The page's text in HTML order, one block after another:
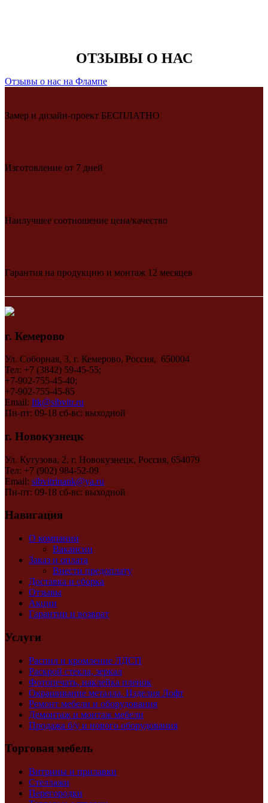
ОТЗЫВЫ О НАС
Отзывы о нас на Флампе
Замер и дизайн-проект БЕСПЛАТНО
Изготовление от 7 дней
Наилучшее соотношение цена/качество
Гарантия на продукцию и монтаж 12 месяцев
г. Кемерово
Ул. Соборная, 3, г. Кемерово, Россия, 650004
Тел: +7 (3842) 59-45-55;
+7-902-755-45-40;
+7-902-755-45-85
Email: ftk@sibvitr.ru
Пн-пт: 09-18 сб-вс: выходной
г. Новокузнецк
Ул. Кутузова, 2, г. Новокузнецк, Россия, 654079
Тел: +7 (902) 984-52-09
Email: sibvitrinank@ya.ru
Пн-пт: 09-18 сб-вс: выходной
Навигация
О компании
Вакансии
Заказ и оплата
Внести предоплату
Доставка и сборка
Отзывы
Акции
Гарантии и возврат
Услуги
Распил и кромление ЛДСП
Раскрой стекла, зеркал
Фотопечать, наклейка пленок
Окрашивание металла. Изделия Лофт
Ремонт мебели и оборудования
Демонтаж и монтаж мебели
Продажа б/у и нового оборудования
Торговая мебель
Витрины и прилавки
Стеллажи
Перегородки